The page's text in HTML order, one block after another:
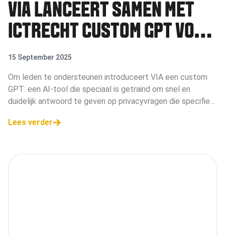
VIA LANCEERT SAMEN MET
ICTRECHT CUSTOM GPT VOOR
PRIVACYVRAGEN IN DE
NEDERLANDSE
ADVERTENTIEBRANCHE
15 September 2025
Om leden te ondersteunen introduceert VIA een custom
GPT: een AI-tool die speciaal is getraind om snel en
duidelijk antwoord te geven op privacyvragen die specifiek
Lees verder